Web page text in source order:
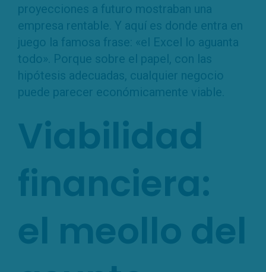
proyecciones a futuro mostraban una
empresa rentable. Y aquí es donde entra en
juego la famosa frase: «el Excel lo aguanta
todo». Porque sobre el papel, con las
hipótesis adecuadas, cualquier negocio
puede parecer económicamente viable.
Viabilidad
financiera:
el meollo del